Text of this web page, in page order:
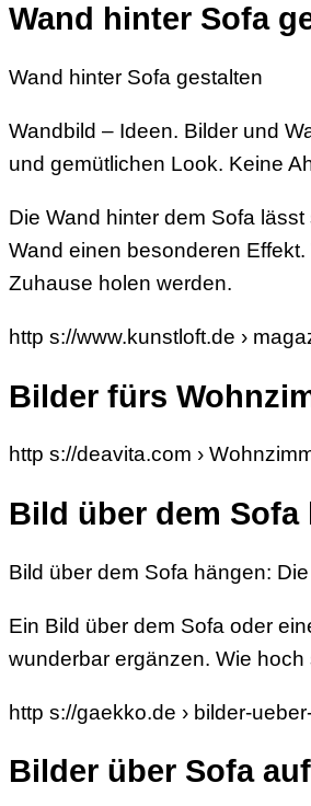
Wand hinter Sofa
Wand hinter Sofa gestalten
Wandbild – Ideen. Bilder und
und gemütlichen Look. Keine
Die Wand hinter dem Sofa
Wand einen besonderen
Zuhause holen werden.
http s://www.kunstloft.de ›
Bilder fürs
http s://deavita.com ›
Bild über dem
Bild über dem Sofa hängen:
Ein Bild über dem Sofa oder
wunderbar ergänzen. Wie hoch
http s://gaekko.de › bilder-
Bilder über Sofa